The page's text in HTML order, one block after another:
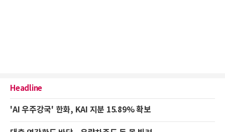
Headline
'AI 우주강국' 한화, KAI 지분 15.89% 확보